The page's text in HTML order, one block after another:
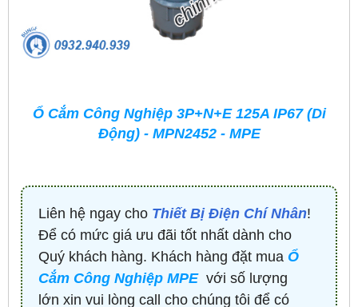
Ổ Cắm Công Nghiệp 3P+N+E 125A IP67 (Di
Động) - MPN2452 - MPE
Liên hệ ngay cho Thiết Bị Điện Chí Nhân!
Để có mức giá ưu đãi tốt nhất dành cho
Quý khách hàng. Khách hàng đặt mua Ổ
Cắm Công Nghiệp MPEvới số lượng
lớn xin vui lòng call cho chúng tôi để có